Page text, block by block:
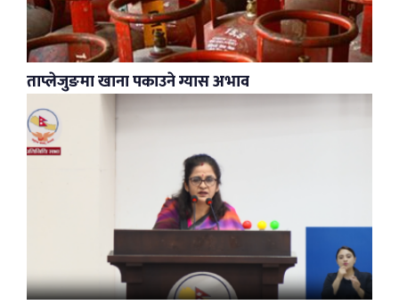
ताप्लेजुङमा खाना पकाउने ग्यास अभाव